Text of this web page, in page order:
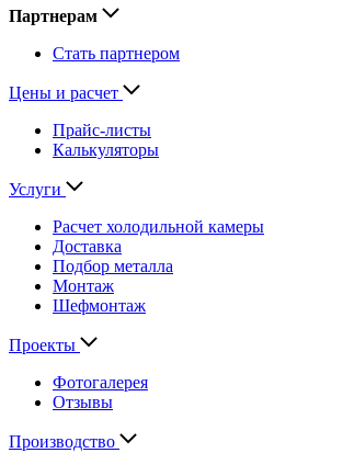
Партнерам
Стать партнером
Цены и расчет
Прайс-листы
Калькуляторы
Услуги
Расчет холодильной камеры
Доставка
Подбор металла
Монтаж
Шефмонтаж
Проекты
Фотогалерея
Отзывы
Производство